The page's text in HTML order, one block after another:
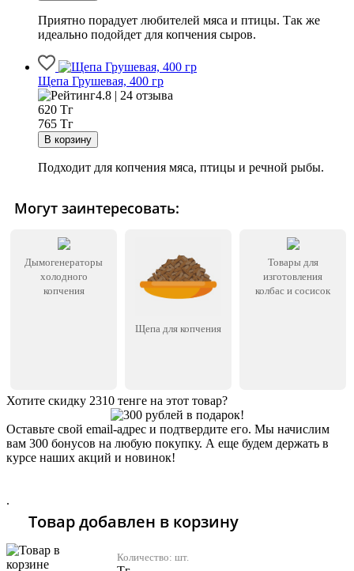
Приятно порадует любителей мяса и птицы. Так же
идеально подойдет для копчения сыров.
Щепа Грушевая, 400 гр
4.8 | 24 отзыва
620 Тг
765 Тг
Подходит для копчения мяса, птицы и речной рыбы.
Могут заинтересовать:
Дымогенераторы
холодного
копчения
Щепа для копчения
Товары для
изготовления
колбас и сосисок
Хотите скидку 2310 тенге на этот товар?
Оставьте свой email-адрес и подтвердите его. Мы начислим
вам 300 бонусов на любую покупку. А еще будем держать в
курсе наших акций и новинок!
.
Товар добавлен в корзину
Количество: шт.